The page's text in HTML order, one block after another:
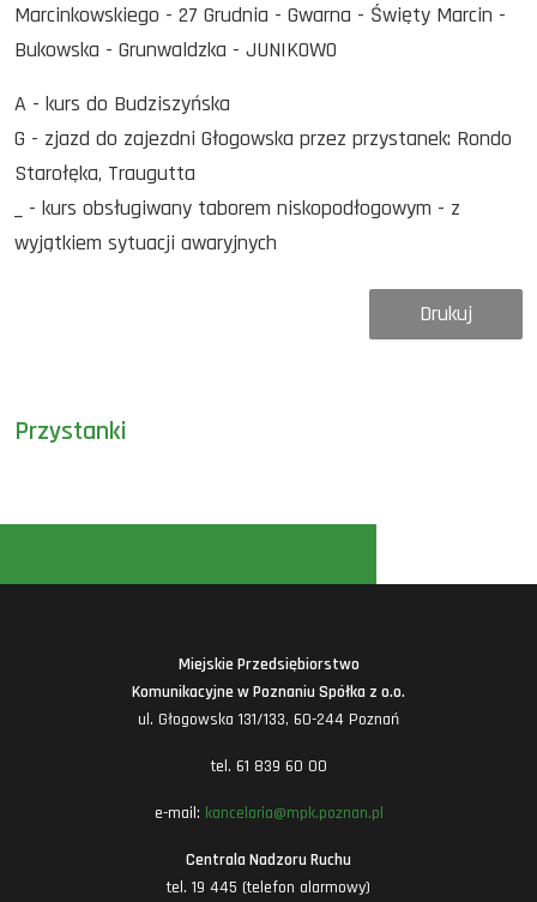
Przystanki
Marcinkowskiego - 27 Grudnia - Gwarna - Święty Marcin -
Bukowska - Grunwaldzka - JUNIKOWO
A - kurs do Budziszyńska
G - zjazd do zajezdni Głogowska przez przystanek: Rondo
Starołęka, Traugutta
_ - kurs obsługiwany taborem niskopodłogowym - z
wyjątkiem sytuacji awaryjnych
Drukuj
Miejskie Przedsiębiorstwo
Komunikacyjne w Poznaniu Spółka z o.o.
ul. Głogowska 131/133, 60-244 Poznań
tel. 61 839 60 00
e-mail: kancelaria@mpk.poznan.pl
Centrala Nadzoru Ruchu
tel. 19 445 (telefon alarmowy)